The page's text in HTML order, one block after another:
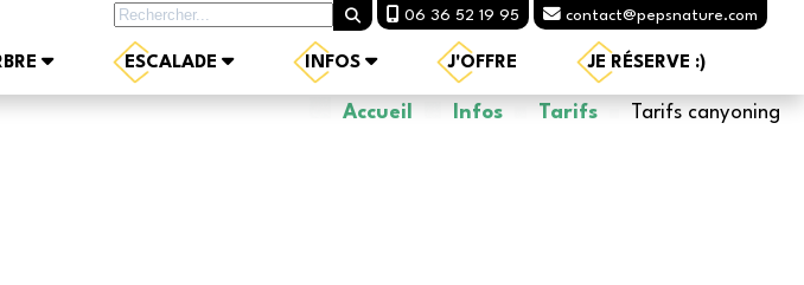
Rechercher sur le site 06 36 52 19 95 contact@pepsnature.com
ESCALADE INFOS J'OFFRE JE RÉSERVE :)
Accueil Infos Tarifs Tarifs canyoning